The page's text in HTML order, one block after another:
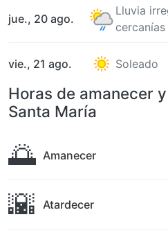
jue., 20 ago.
Lluvia
cercanías
vie., 21 ago. Soleado
Horas de amanecer
Santa María
🌅 Amanecer
🌇 Atardecer